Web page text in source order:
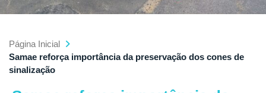
Página Inicial
Samae reforça importância da preservação dos cones de
sinalização